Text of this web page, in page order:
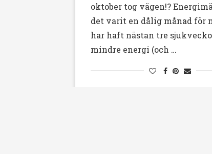
oktober tog vägen!?
det varit en dålig månad för
har haft nästan tre
mindre energi (och …